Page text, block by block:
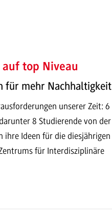
auf top Niveau
für mehr Nachhaltigkeit
unserer Zeit: 6
8 Studierende von der
ihre Ideen für die diesjährigen
für Interdisziplinäre